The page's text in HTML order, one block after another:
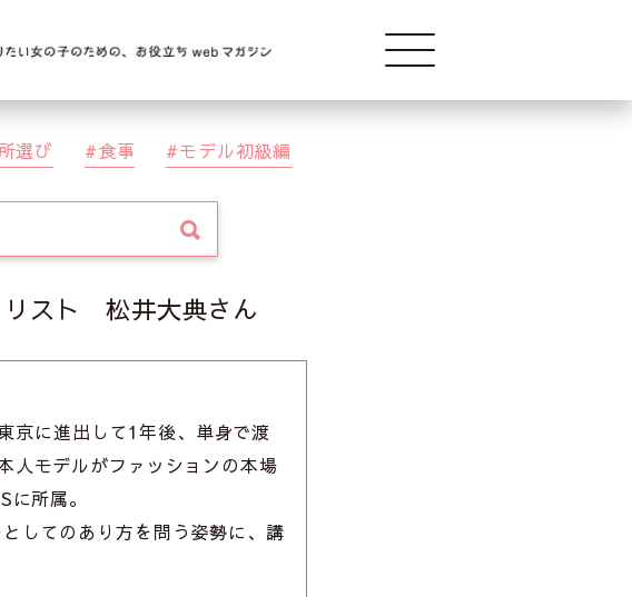
Modelba
選び 食事 モデル初級編
リスト 松井大典さん
京に進出して1年後、単身で渡
人モデルがファッションの本場
所属。
してのあり方を問う姿勢に、講